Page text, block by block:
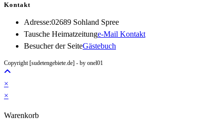
Kontakt
Adresse:02689 Sohland Spree
Tausche Heimatzeitunge-Mail KontaktOpens
Besucher der SeiteGästebuch
Copyright [sudetengebiete.de] - by onel01
×
×
Warenkorb